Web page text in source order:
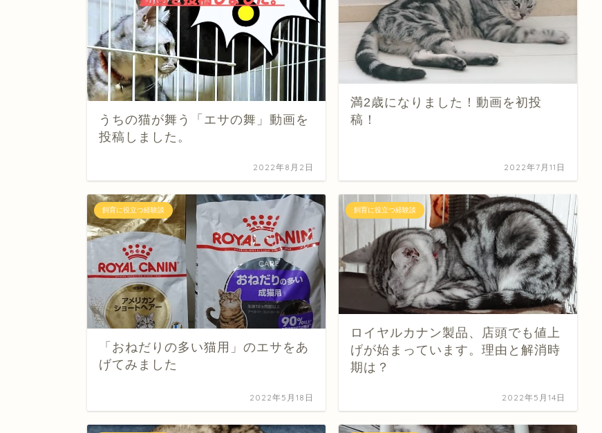
うちの猫が舞う「エサの舞」動画を
投稿しました。
2022年8月2日
満2歳になりました！動画を初投
稿！
2022年7月11日
飼育に役立つ経験談
「おねだりの多い猫用」のエサをあ
げてみました
2022年5月18日
飼育に役立つ経験談
ロイヤルカナン製品、店頭でも値上
げが始まっています。理由と解消時
期は？
2022年5月14日